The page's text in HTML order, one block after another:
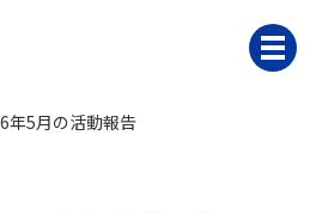
年5月の活動報告